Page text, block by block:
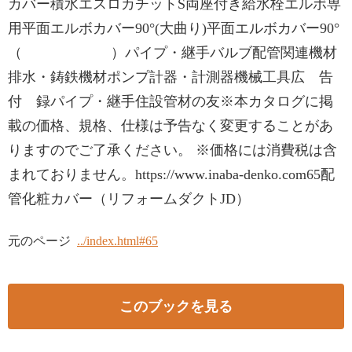
カバー積水エスロカチットS両座付き給水栓エルボ専
用平面エルボカバー90°(大曲り)平面エルボカバー90°
（ ）パイプ・継手バルブ配管関連機材
排水・鋳鉄機材ポンプ計器・計測器機械工具広 告
付 録パイプ・継手住設管材の友※本カタログに掲
載の価格、規格、仕様は予告なく変更することがあ
りますのでご了承ください。 ※価格には消費税は含
まれておりません。https://www.inaba-denko.com65配
管化粧カバー（リフォームダクトJD）
元のページ ../index.html#65
このブックを見る